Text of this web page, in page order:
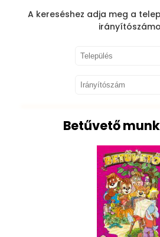
A kereséshez adja meg a
Betűvető